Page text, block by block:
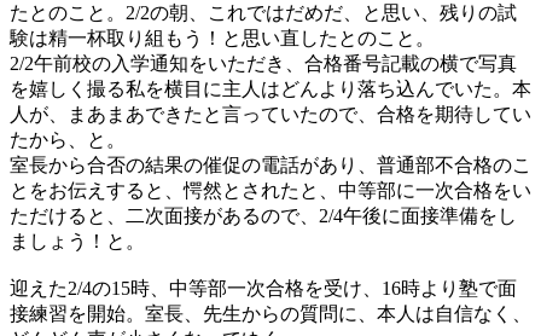
たとのこと。2/2の朝、これではだめだ、と思い、残りの試
験は精一杯取り組もう！と思い直したとのこと。
2/2午前校の入学通知をいただき、合格番号記載の横で写真
を嬉しく撮る私を横目に主人はどんより落ち込んでいた。本
人が、まあまあできたと言っていたので、合格を期待してい
たから、と。
室長から合否の結果の催促の電話があり、普通部不合格のこ
とをお伝えすると、愕然とされたと、中等部に一次合格をい
ただけると、二次面接があるので、2/4午後に面接準備をし
ましょう！と。
迎えた2/4の15時、中等部一次合格を受け、16時より塾で面
接練習を開始。室長、先生からの質問に、本人は自信なく、